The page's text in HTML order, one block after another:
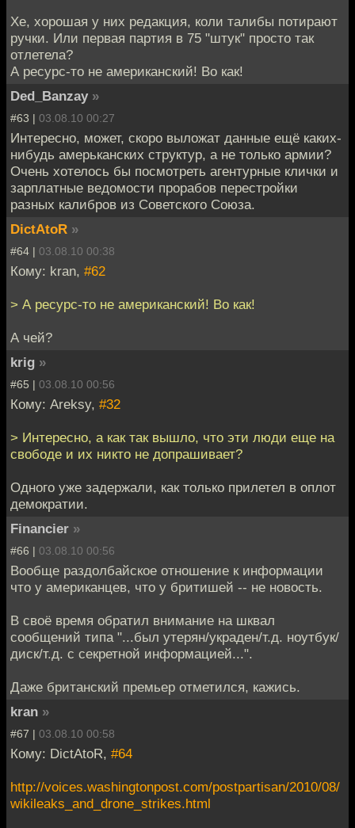
Хе, хорошая у них редакция, коли талибы потирают
ручки. Или первая партия в 75 "штук" просто так
отлетела?
А ресурс-то не американский! Во как!
Ded_Banzay »
#63 | 03.08.10 00:27
Интересно, может, скоро выложат данные ещё каких-
нибудь амерьканских структур, а не только армии?
Очень хотелось бы посмотреть агентурные клички и
зарплатные ведомости прорабов перестройки
разных калибров из Советского Союза.
DictAtoR »
#64 | 03.08.10 00:38
Кому: kran, #62
> А ресурс-то не американский! Во как!
А чей?
krig »
#65 | 03.08.10 00:56
Кому: Areksy, #32
> Интересно, а как так вышло, что эти люди еще на
свободе и их никто не допрашивает?
Одного уже задержали, как только прилетел в оплот
демократии.
Financier »
#66 | 03.08.10 00:56
Вообще раздолбайское отношение к информации
что у американцев, что у бритишей -- не новость.
В своё время обратил внимание на шквал
сообщений типа "...был утерян/украден/т.д. ноутбук/
диск/т.д. с секретной информацией...".
Даже британский премьер отметился, кажись.
kran »
#67 | 03.08.10 00:58
Кому: DictAtoR, #64
http://voices.washingtonpost.com/postpartisan/2010/08/
wikileaks_and_drone_strikes.html